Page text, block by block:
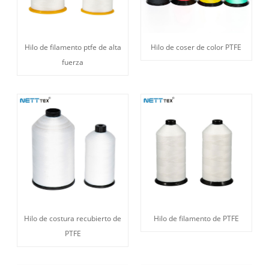
Hilo de filamento ptfe de alta
fuerza
Hilo de coser de color PTFE
Hilo de costura recubierto de
PTFE
Hilo de filamento de PTFE